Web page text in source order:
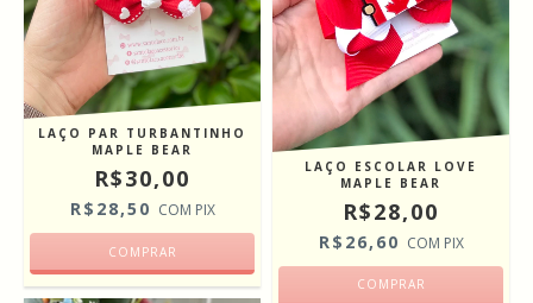
LAÇO PAR TURBANTINHO
MAPLE BEAR
R$30,00
R$28,50 COM PIX
LAÇO ESCOLAR LOVE
MAPLE BEAR
R$28,00
R$26,60 COM PIX
COMPRAR